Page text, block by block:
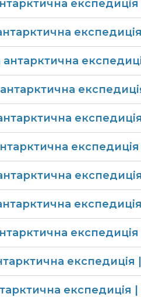
експедиція​
антарктична
експедиція
експедиція
експедиція
експедиція